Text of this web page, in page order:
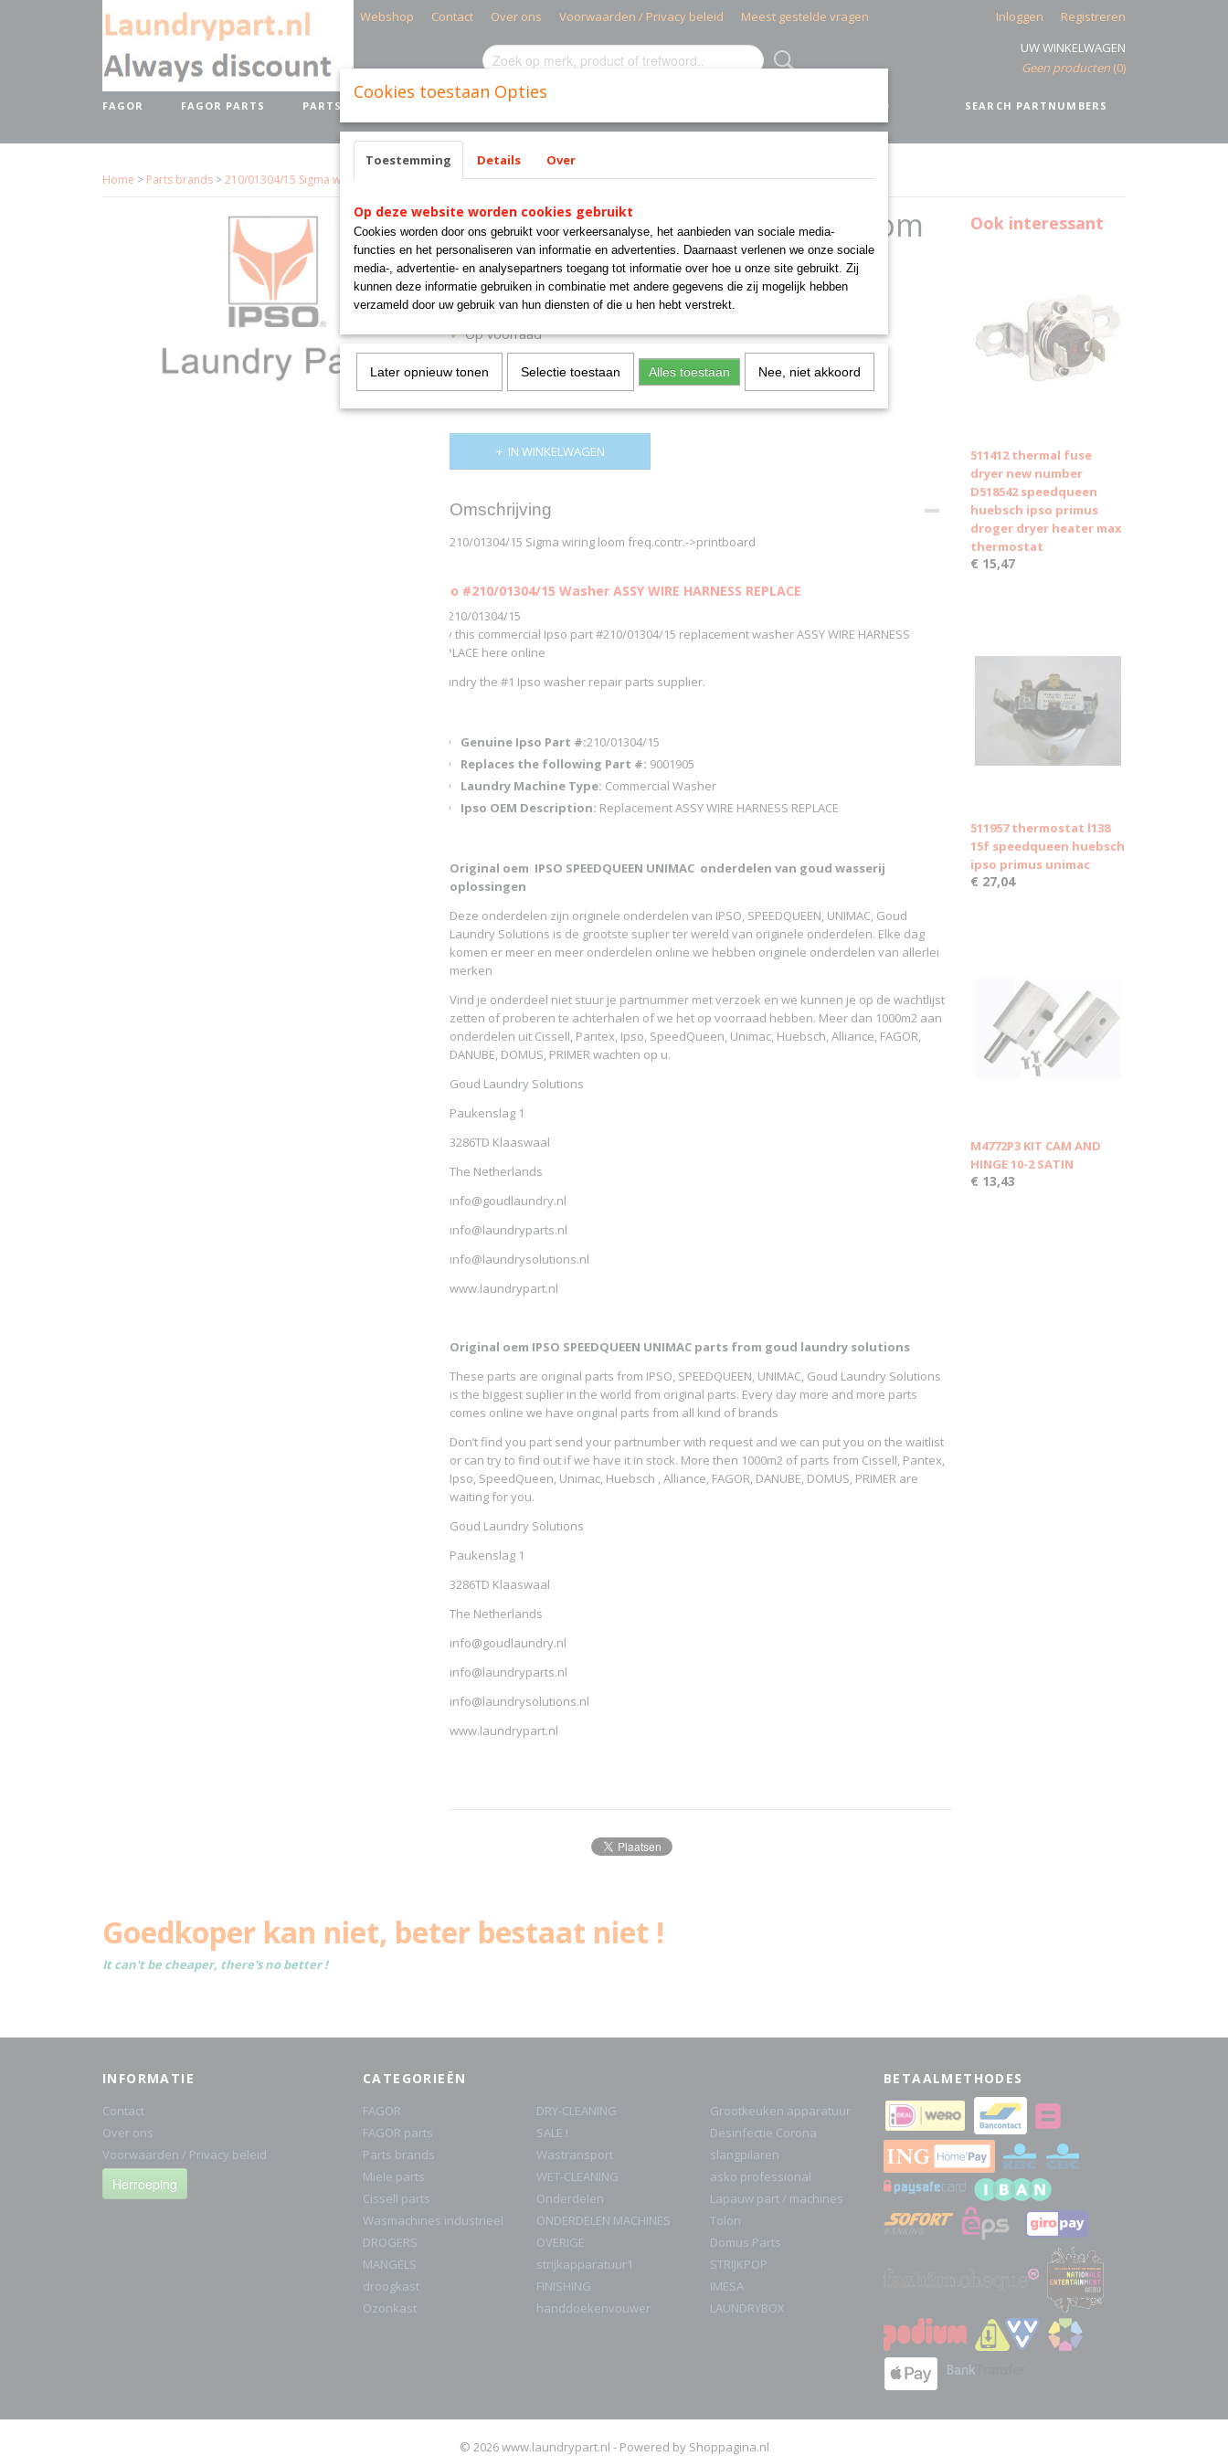
Webshop Contact Over ons Voorwaarden / Privacy beleid Meest gestelde vragen Inloggen
Registreren
UW WINKELWAGEN
Geen producten (0)
SEARCH PARTNUMBERS
FAGOR FAGOR PARTS PARTS BRANDS MIELE PARTS +
Home > Parts brands >210/01304/15 Sigma wiring loom freq.contr.->printboar
210/01304/15 Sigma wiring loom
freq.contr.->printboar
€ 78,73 (exclusief btw 21%)
✓Op voorraad
IN WINKELWAGEN
Omschrijving
210/01304/15 Sigma wiring loom freq.contr.->printboard
Ipso #210/01304/15 Washer ASSY WIRE HARNESS REPLACE
AL-210/01304/15
Buy this commercial Ipso part #210/01304/15 replacement washer ASSY WIRE HARNESS
REPLACE here online
Laundry the #1 Ipso washer repair parts supplier.
Genuine Ipso Part #:210/01304/15
Replaces the following Part #: 9001905
Laundry Machine Type: Commercial Washer
Ipso OEM Description: Replacement ASSY WIRE HARNESS REPLACE
Original oem IPSO SPEEDQUEEN UNIMAC onderdelen van goud wasserij
oplossingen
Deze onderdelen zijn originele onderdelen van IPSO, SPEEDQUEEN, UNIMAC, Goud
Laundry Solutions is de grootste suplier ter wereld van originele onderdelen. Elke dag
komen er meer en meer onderdelen online we hebben originele onderdelen van allerlei
merken
Vind je onderdeel niet stuur je partnummer met verzoek en we kunnen je op de wachtlijst
zetten of proberen te achterhalen of we het op voorraad hebben. Meer dan 1000m2 aan
onderdelen uit Cissell, Pantex, Ipso, SpeedQueen, Unimac, Huebsch, Alliance, FAGOR,
DANUBE, DOMUS, PRIMER wachten op u.
Goud Laundry Solutions
Paukenslag 1
3286TD Klaaswaal
The Netherlands
info@goudlaundry.nl
info@laundryparts.nl
info@laundrysolutions.nl
www.laundrypart.nl
Original oem IPSO SPEEDQUEEN UNIMAC parts from goud laundry solutions
These parts are original parts from IPSO, SPEEDQUEEN, UNIMAC, Goud Laundry Solutions
is the biggest suplier in the world from original parts. Every day more and more parts
comes online we have original parts from all kind of brands
Don’t find you part send your partnumber with request and we can put you on the waitlist
or can try to find out if we have it in stock. More then 1000m2 of parts from Cissell, Pantex,
Ipso, SpeedQueen, Unimac, Huebsch , Alliance, FAGOR, DANUBE, DOMUS, PRIMER are
waiting for you.
Goud Laundry Solutions
Paukenslag 1
3286TD Klaaswaal
The Netherlands
info@goudlaundry.nl
info@laundryparts.nl
info@laundrysolutions.nl
www.laundrypart.nl
Ook interessant
511412 thermal fuse
dryer new number
D518542 speedqueen
huebsch ipso primus
droger dryer heater max
thermostat
€ 15,47
511957 thermostat l138
15f speedqueen huebsch
ipso primus unimac
€ 27,04
M4772P3 KIT CAM AND
HINGE 10-2 SATIN
€ 13,43
Goedkoper kan niet, beter bestaat niet !
It can't be cheaper, there's no better !
INFORMATIE
Contact
Over ons
Voorwaarden / Privacy beleid
Herroeping
CATEGORIEËN
FAGOR
FAGOR parts
Parts brands
Miele parts
Cissell parts
Wasmachines industrieel
DROGERS
MANGELS
droogkast
Ozonkast
DRY-CLEANING
SALE !
Wastransport
WET-CLEANING
Onderdelen
ONDERDELEN MACHINES
OVERIGE
strijkapparatuur1
FINISHING
handdoekenvouwer
Grootkeuken apparatuur
Desinfectie Corona
slangpilaren
asko professional
Lapauw part / machines
Tolon
Domus Parts
STRIJKPOP
IMESA
LAUNDRYBOX
BETAALMETHODES
© 2026 www.laundrypart.nl - Powered by Shoppagina.nl
Cookies toestaan Opties
Toestemming Details Over
Op deze website worden cookies gebruikt
Cookies worden door ons gebruikt voor verkeersanalyse, het aanbieden van sociale media-
functies en het personaliseren van informatie en advertenties. Daarnaast verlenen we onze sociale
media-, advertentie- en analysepartners toegang tot informatie over hoe u onze site gebruikt. Zij
kunnen deze informatie gebruiken in combinatie met andere gegevens die zij mogelijk hebben
verzameld door uw gebruik van hun diensten of die u hen hebt verstrekt.
Later opnieuw tonen Selectie toestaan Alles toestaan Nee, niet akkoord